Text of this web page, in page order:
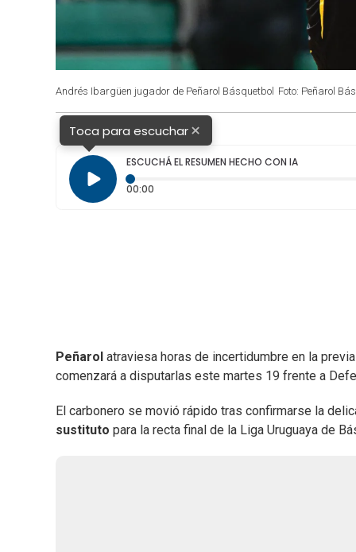
Andrés Ibargüen jugador de Peñarol Básquetbol Foto: Peñarol
Toca para escuchar×
ESCUCHÁ EL RESUMEN HECHO CON IA
00:00
Peñarol atraviesa horas de incertidumbre en la
comenzará a disputarlas este martes 19 frente a
El carbonero se movió rápido tras confirmarse la
sustituto para la recta final de la Liga Uruguaya de